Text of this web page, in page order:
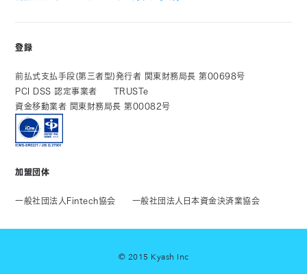
登録
前払式支払手段(第三者型)発行者 関東財務局長 第00698号
PCI DSS 認定事業者
TRUSTe
資金移動業者 関東財務局長 第00082号
加盟団体
一般社団法人Fintech協会 一般社団法人日本資金決済業協会
© 2015 Kyash Inc